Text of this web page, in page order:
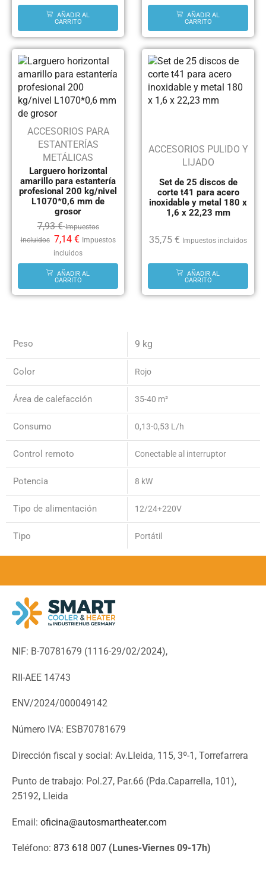
AÑADIR AL
CARRITO
AÑADIR AL
CARRITO
ACCESORIOS PARA
ESTANTERÍAS
METÁLICAS
Larguero horizontal
amarillo para estantería
profesional 200 kg/nivel
L1070*0,6 mm de
grosor
7,93€ Impuestos
incluidos 7,14 € Impuestos
incluidos
AÑADIR AL
CARRITO
ACCESORIOS PULIDO Y
LIJADO
Set de 25 discos de
corte t41 para acero
inoxidable y metal 180 x
1,6 x 22,23 mm
35,75 € Impuestos incluidos
AÑADIR AL
CARRITO
Peso 9 kg
Color Rojo
Área de calefacción 35-40 m²
Consumo 0,13-0,53 L/h
Control remoto Conectable al interruptor
Potencia 8 kW
Tipo de alimentación 12/24+220V
Tipo Portátil
NIF: B-70781679 (1116-29/02/2024),
RII-AEE 14743
ENV/2024/000049142
Número IVA: ESB70781679
Dirección fiscal y social: Av.Lleida, 115, 3º-1, Torrefarrera
Punto de trabajo: Pol.27, Par.66 (Pda.Caparrella, 101),
25192, Lleida
Email: oficina@autosmartheater.com
Teléfono: 873 618 007 (Lunes-Viernes 09-17h)